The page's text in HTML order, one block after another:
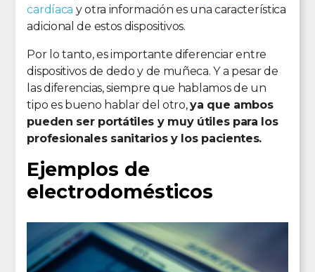
cardíaca y otra información es una característica
adicional de estos dispositivos.
Por lo tanto, es importante diferenciar entre
dispositivos de dedo y de muñeca. Y a pesar de
las diferencias, siempre que hablamos de un
tipo es bueno hablar del otro,ya que ambos
pueden ser portátiles y muy útiles para los
profesionales sanitarios y los pacientes.
Ejemplos de
electrodomésticos